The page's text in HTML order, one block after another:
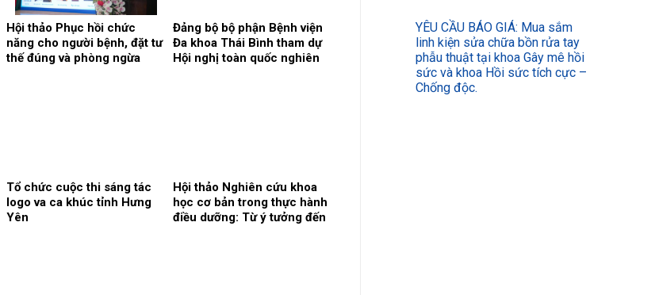
Hội thảo Phục hồi chức
năng cho người bệnh, đặt tư
thế đúng và phòng ngừa
Đảng bộ bộ phận Bệnh viện
Đa khoa Thái Bình tham dự
Hội nghị toàn quốc nghiên
Tổ chức cuộc thi sáng tác
logo va ca khúc tỉnh Hưng
Yên
Hội thảo Nghiên cứu khoa
học cơ bản trong thực hành
điều dưỡng: Từ ý tưởng đến
YÊU CẦU BÁO GIÁ: Mua sắm
linh kiện sửa chữa bồn rửa tay
phẫu thuật tại khoa Gây mê hồi
sức và khoa Hồi sức tích cực –
Chống độc.